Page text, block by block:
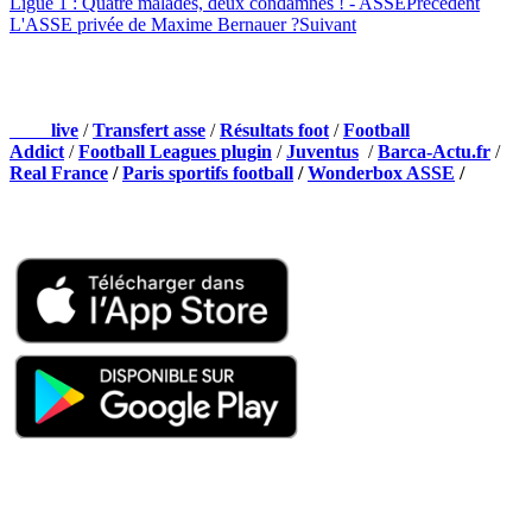
L'ASSE privée de Maxime Bernauer ?Suivant
live /Transfert asse /Résultats foot /Football
Addict /Football Leagues plugin /Juventus /Barca-Actu.fr /
Real France /Paris sportifs football /Wonderbox ASSE /